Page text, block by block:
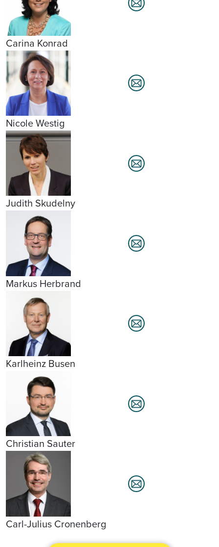
Carina Konrad
Nicole Westig
Judith Skudelny
Markus Herbrand
Karlheinz Busen
Christian Sauter
Carl-Julius Cronenberg